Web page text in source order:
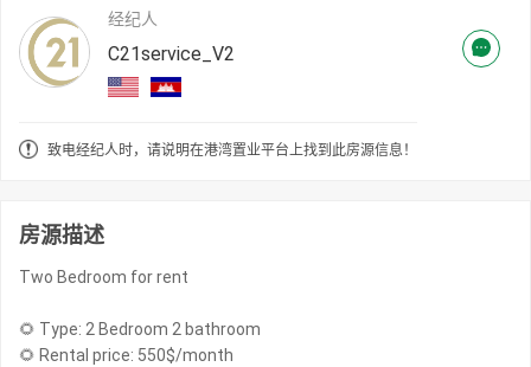
经纪人
C21service_V2
致电经纪人时，请说明在港湾置业平台上找到此房源信息！
房源描述
Two Bedroom for rent
🌻 Type: 2 Bedroom 2 bathroom
🌻 Rental price: 550$/month